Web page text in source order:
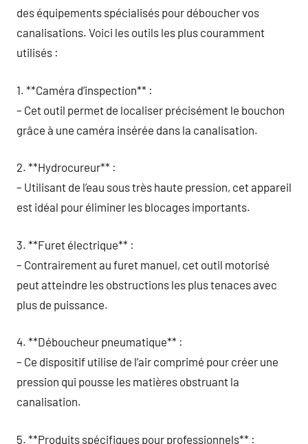
des équipements spécialisés pour déboucher vos
canalisations. Voici les outils les plus couramment
utilisés :
1. **Caméra d’inspection** :
– Cet outil permet de localiser précisément le bouchon
grâce à une caméra insérée dans la canalisation.
2. **Hydrocureur** :
– Utilisant de l’eau sous très haute pression, cet appareil
est idéal pour éliminer les blocages importants.
3. **Furet électrique** :
– Contrairement au furet manuel, cet outil motorisé
peut atteindre les obstructions les plus tenaces avec
plus de puissance.
4. **Déboucheur pneumatique** :
– Ce dispositif utilise de l’air comprimé pour créer une
pression qui pousse les matières obstruant la
canalisation.
5. **Produits spécifiques pour professionnels** :